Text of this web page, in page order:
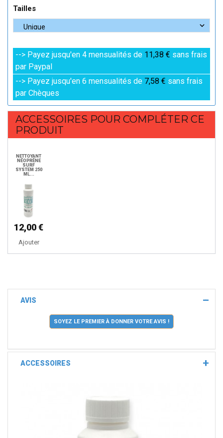
Tailles
--> Payez jusqu'en 4 mensualités de 11,38 € sans frais
par Paypal
--> Payez jusqu'en 6 mensualités de 7,58 € sans frais
par Chèques
ACCESSOIRES POUR COMPLÉTER CE
PRODUIT
NETTOYANT
NÉOPRÈNE
SURF
SYSTEM 250
ML...
12,00 €
Ajouter
AVIS
SOYEZ LE PREMIER À DONNER VOTRE AVIS !
ACCESSOIRES